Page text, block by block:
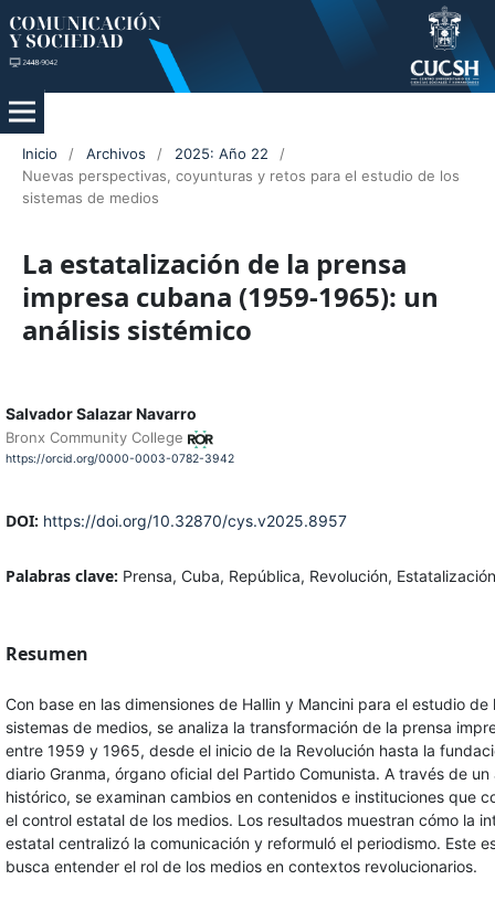
Inicio / Archivos / 2025: Año 22
/
Nuevas perspectivas, coyunturas y retos para el estudio de los
sistemas de medios
La estatalización de la prensa
impresa cubana (1959-1965): un
análisis sistémico
Salvador Salazar Navarro
Bronx Community College
https://orcid.org/0000-0003-0782-3942
DOI: https://doi.org/10.32870/cys.v2025.8957
Palabras clave: Prensa, Cuba, República, Revolución, Estatalización
Resumen
Con base en las dimensiones de Hallin y Mancini para el estudio de
sistemas de medios, se analiza la transformación de la prensa
entre 1959 y 1965, desde el inicio de la Revolución hasta la
diario Granma, órgano oficial del Partido Comunista. A través de un
histórico, se examinan cambios en contenidos e instituciones que
el control estatal de los medios. Los resultados muestran cómo la
estatal centralizó la comunicación y reformuló el periodismo. Este
busca entender el rol de los medios en contextos revolucionarios.